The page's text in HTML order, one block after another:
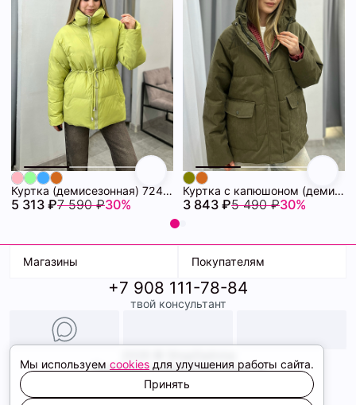
Куртка (демисезонная) 72462280\26
5 313 ₽7 590 ₽30%
Куртка с капюшоном (демисезонная) 72462086\434
3 843 ₽5 490 ₽30%
Магазины
ТК Терминал
ТРК Континент
Покупателям
Доставка
Условия оплаты
Образы
+7 908 111-78-84
твой консультант
Политика конфиденциальности
Соглашение cookie
Сайт создали
Мы используем cookies для улучшения работы сайта.
Принять